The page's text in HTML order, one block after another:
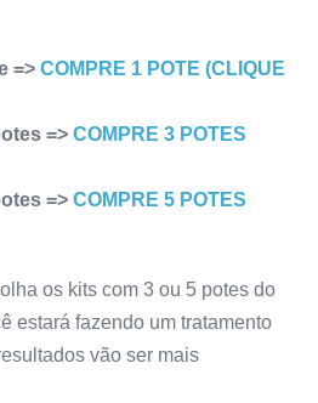
=> COMPRE 1 POTE (CLIQUE
=> COMPRE 3 POTES
=> COMPRE 5 POTES
os kits com 3 ou 5 potes do
estará fazendo um tratamento
vão ser mais